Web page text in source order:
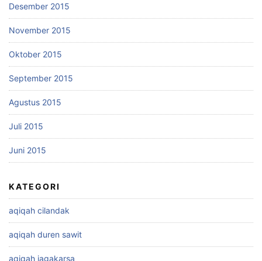
Desember 2015
November 2015
Oktober 2015
September 2015
Agustus 2015
Juli 2015
Juni 2015
KATEGORI
aqiqah cilandak
aqiqah duren sawit
aqiqah jagakarsa